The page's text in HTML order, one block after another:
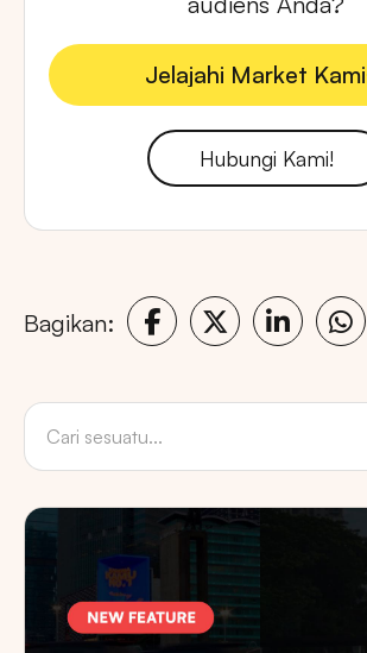
Jelajahi Market Kami
Jelajahi Market Kami
Hubungi Kami!
Bagikan: